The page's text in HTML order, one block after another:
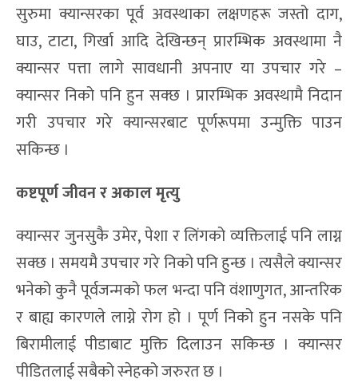
सुरुमा क्यान्सरका पूर्व अवस्थाका लक्षणहरू जस्तो दाग,
घाउ, टाटा, गिर्खा आदि देखिन्छन् प्रारम्भिक अवस्थामा नै
क्यान्सर पत्ता लागे सावधानी अपनाए या उपचार गरे –
क्यान्सर निको पनि हुन सक्छ । प्रारम्भिक अवस्थामै निदान
गरी उपचार गरे क्यान्सरबाट पूर्णरूपमा उन्मुक्ति पाउन
सकिन्छ ।
कष्टपूर्ण जीवन र अकाल मृत्यु
क्यान्सर जुनसुकै उमेर, पेशा र लिंगको व्यक्तिलाई पनि लाग्न
सक्छ । समयमै उपचार गरे निको पनि हुन्छ । त्यसैले क्यान्सर
भनेको कुनै पूर्वजन्मको फल भन्दा पनि वंशाणुगत, आन्तरिक
र बाह्य कारणले लाग्ने रोग हो । पूर्ण निको हुन नसके पनि
बिरामीलाई पीडाबाट मुक्ति दिलाउन सकिन्छ । क्यान्सर
पीडितलाई सबैको स्नेहको जरुरत छ ।